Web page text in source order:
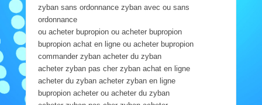
zyban sans ordonnance zyban avec ou sans
ordonnance
ou acheter bupropion ou acheter bupropion
bupropion achat en ligne ou acheter bupropion
commander zyban acheter du zyban
acheter zyban pas cher zyban achat en ligne
acheter du zyban acheter zyban en ligne
bupropion acheter ou acheter du zyban